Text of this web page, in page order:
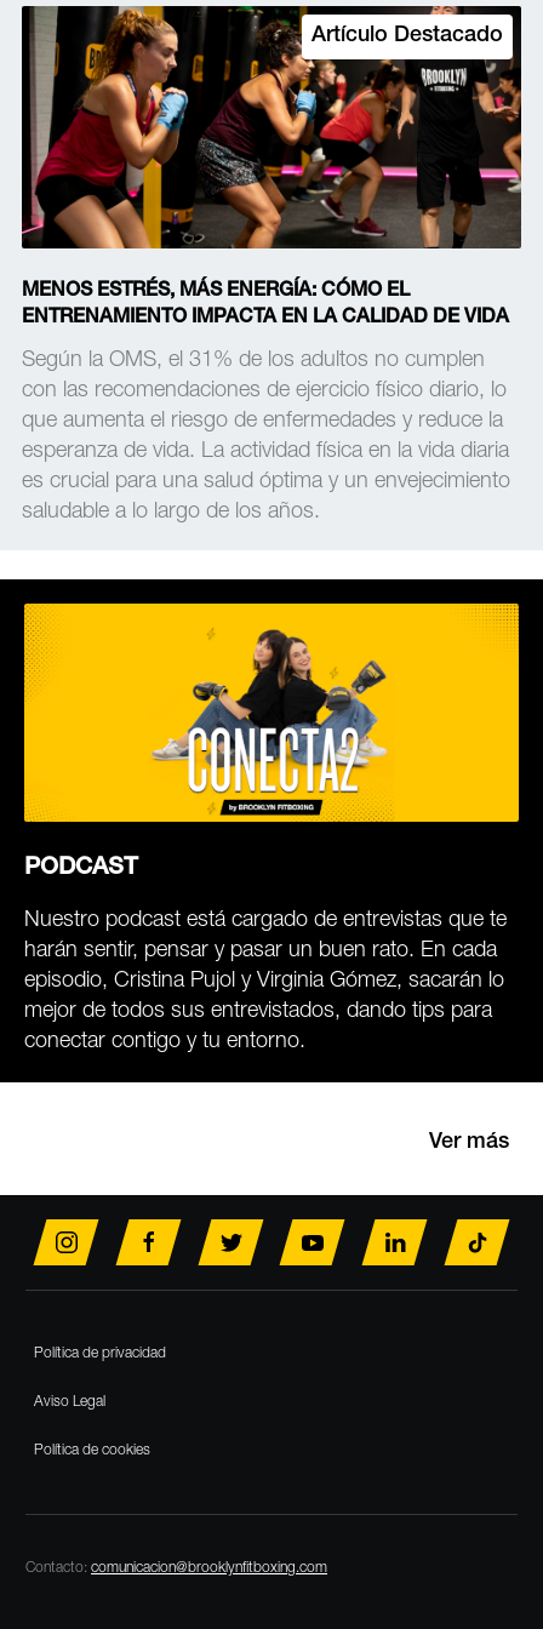
Artículo Destacado
MENOS ESTRÉS, MÁS ENERGÍA: CÓMO EL
ENTRENAMIENTO IMPACTA EN LA CALIDAD DE VIDA
Según la OMS, el 31% de los adultos no cumplen
con las recomendaciones de ejercicio físico diario, lo
que aumenta el riesgo de enfermedades y reduce la
esperanza de vida. La actividad física en la vida diaria
es crucial para una salud óptima y un envejecimiento
saludable a lo largo de los años.
PODCAST
Nuestro podcast está cargado de entrevistas que te
harán sentir, pensar y pasar un buen rato. En cada
episodio, Cristina Pujol y Virginia Gómez, sacarán lo
mejor de todos sus entrevistados, dando tips para
conectar contigo y tu entorno.
Ver más
Política de privacidad
Aviso Legal
Política de cookies
Contacto:comunicacion@brooklynfitboxing.com